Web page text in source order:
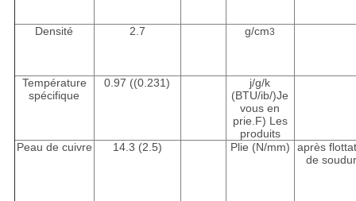
Densité 2.7 g/cm3
Température
spécifique
0.97 ((0.231)
j/g/k
(BTU/ib/)Je
vous en
prie.F) Les
produits
Peau de cuivre
14.3 (2.5) Plie (N/mm)
après
de